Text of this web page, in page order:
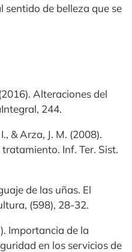
de belleza que se
Alteraciones del
244.
& Arza, J. M. (2008).
Inf. Ter. Sist.
de las uñas. El
(598), 28-32.
Importancia de la
en los servicios de